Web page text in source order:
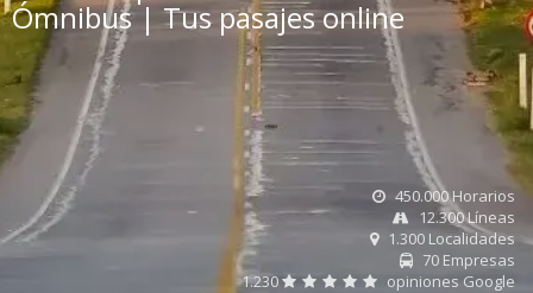
Ómnibus | Tus pasajes online
450.000 Horarios
12.300 Líneas
1.300 Localidades
70 Empresas
1.230
opiniones Google